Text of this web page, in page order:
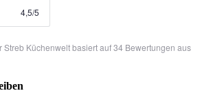
4,5/5
Streb Küchenwelt basiert auf 34 Bewertungen aus